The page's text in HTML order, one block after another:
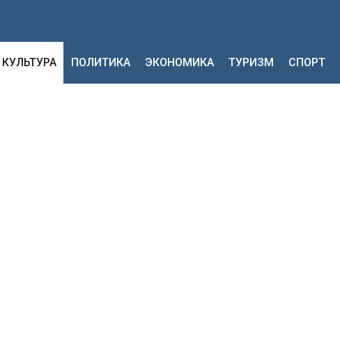
КУЛЬТУРА ПОЛИТИКА ЭКОНОМИКА ТУРИЗМ СПОРТ